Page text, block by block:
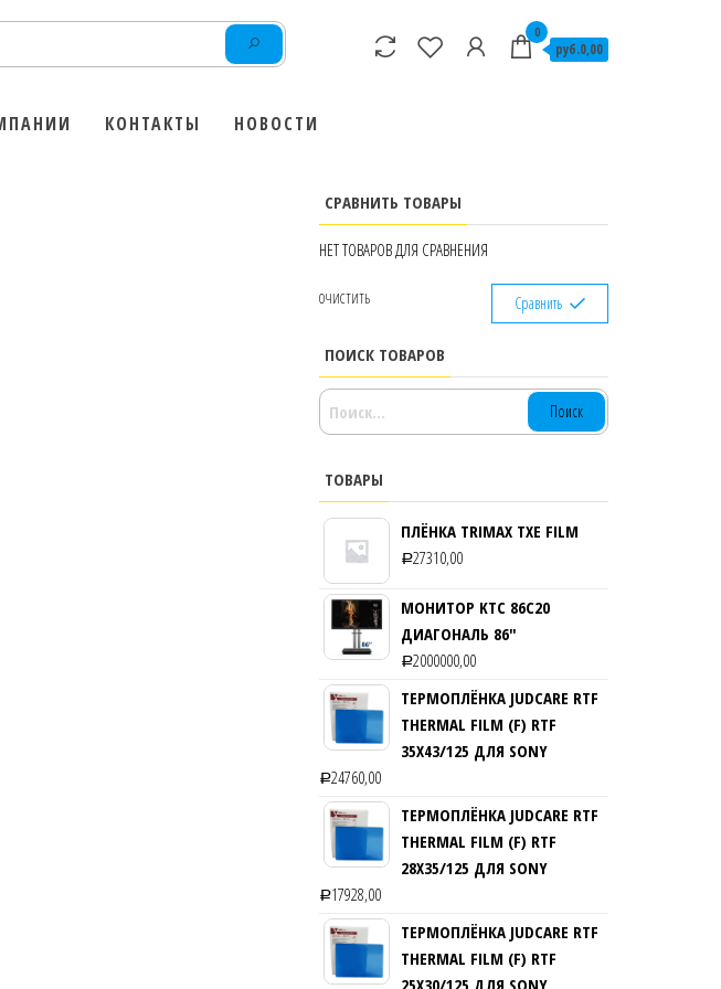
0
руб.0,00
КОНТАКТЫ НОВОСТИ
СРАВНИТЬ ТОВАРЫ
НЕТ ТОВАРОВ ДЛЯ СРАВНЕНИЯ
ОЧИСТИТЬ Сравнить
ПОИСК ТОВАРОВ
НАЙТИ:
ТОВАРЫ
ПЛЁНКА TRIMAX TXE FILM
Р27310,00
МОНИТОР KTC 86C20
ДИАГОНАЛЬ 86″
Р2000000,00
ТЕРМОПЛЁНКА JUDCARE RTF
THERMAL FILM (F) RTF
35Х43/125 ДЛЯ SONY
Р24760,00
ТЕРМОПЛЁНКА JUDCARE RTF
THERMAL FILM (F) RTF
28Х35/125 ДЛЯ SONY
Р17928,00
ТЕРМОПЛЁНКА JUDCARE RTF
THERMAL FILM (F) RTF
25Х30/125 ДЛЯ SONY